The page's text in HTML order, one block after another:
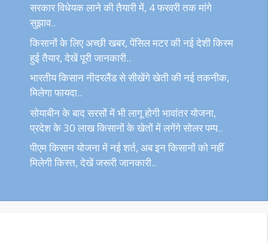
सरकार विधेयक लाने की तैयारी में, 4 फरवरी तक मांगे
सुझाव..
किसानों के लिए अच्छी खबर, पेंसिल मटर की नई देशी किस्म
हुई तैयार, देखें पूरी जानकारी..
भारतीय किसान नीदरलैंड से सीखेंगे खेती की नई तकनीक,
मिलेगा फायदा..
सोयाबीन के बाद सरसों में भी लागू होगी भावांतर योजना,
प्रदेश के 30 लाख किसानों के खेतों में लगेंगे सोलर पम्प..
पीएम किसान योजना में नई शर्त, अब इन किसानों को नहीं
मिलेगी किस्त, देखें जरूरी जानकारी..